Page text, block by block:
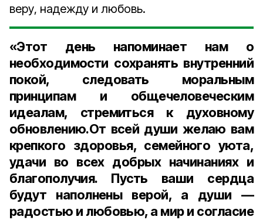
веру, надежду и любовь.
«Этот день напоминает нам о
необходимости сохранять внутренний
покой, следовать моральным
принципам и общечеловеческим
идеалам, стремиться к духовному
обновлению.От всей души желаю вам
крепкого здоровья, семейного уюта,
удачи во всех добрых начинаниях и
благополучия. Пусть ваши сердца
будут наполнены верой, а души —
радостью и любовью, а мир и согласие